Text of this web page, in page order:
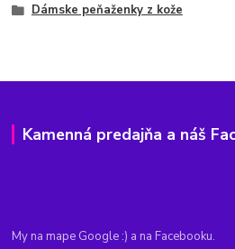
Dámske peňaženky z kože
Kamenná predajňa a náš
My na mape Google :) a na Facebooku.